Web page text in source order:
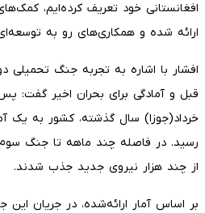
افغانستانی خود تعریف کرده‌ایم،
ارائه شده و همکاری‌های رو به
افشار با اشاره به تجربه جنگ تحمیلی
قبل و آمادگی برای بحران اخیر گفت:
خرداد(جوزا) سال گذشته، کشور به یک
رسید. در فاصله چند ماهه تا جنگ
از چند هزار نیروی جدید جذب شدند.